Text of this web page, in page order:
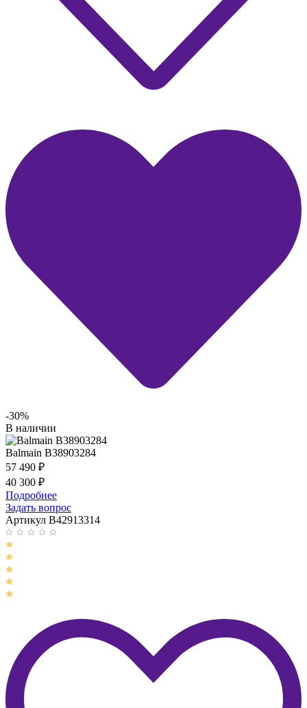
-30%
В наличии
Balmain B38903284
57 490 ₽
40 300 ₽
Подробнее
Задать вопрос
Артикул B42913314